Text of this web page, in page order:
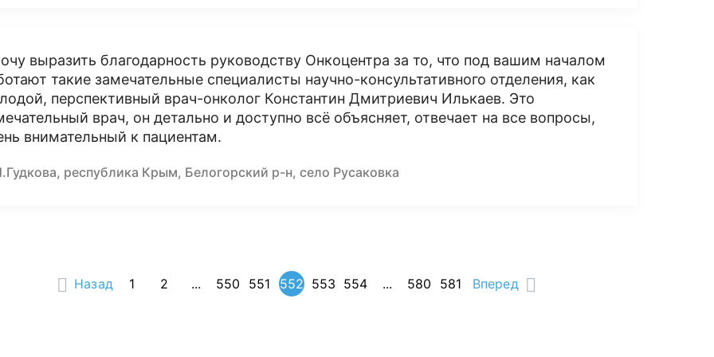
выразить благодарность руководству Онкоцентра за то, что под вашим началом
такие замечательные специалисты научно-консультативного отделения, как
перспективный врач-онколог Константин Дмитриевич Илькаев. Это
врач, он детально и доступно всё объясняет, отвечает на все вопросы,
внимательный к пациентам.
республика Крым, Белогорский р-н, село Русаковка
Назад 1 2 ... 550 551 552 553 554 ... 580 581 Вперед